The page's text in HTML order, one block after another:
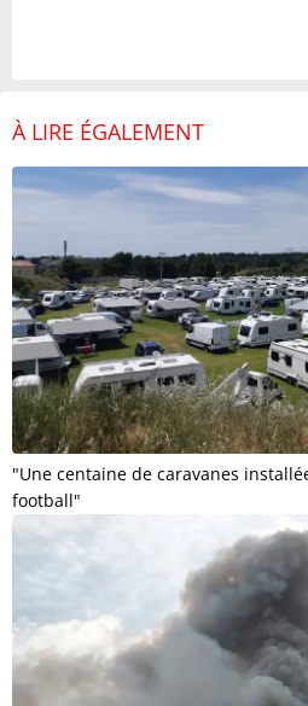
À LIRE ÉGALEMENT
"Une centaine de caravanes
football"